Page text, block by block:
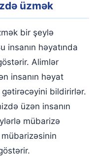
üzmək
bir şeylə
insanın həyatında
Alimlər
insanın həyat
bildirirlər.
üzən insanın
mübarizə
mübarizəsinin